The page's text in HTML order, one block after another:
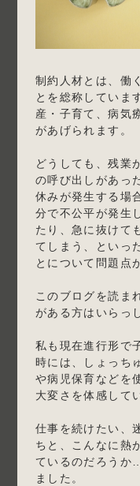
制約人材とは、働
とを総称していま
産・子育て、病気
があげられます。
どうしても、残業
の呼び出しがあっ
休みが発生する場
分で不公平が発生
たり、急に抜けて
てしまう、といっ
とについて問題点
このブログを読ま
がある方はいらっ
私も現在進行形で
時には、しょっち
や病児保育などを
大変さを体感して
仕事を続けたい、
ちと、こんなに熱
ているのだろうか
ました。